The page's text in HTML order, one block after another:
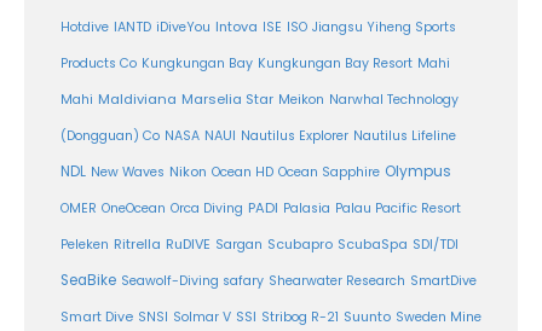
Hotdive IANTD iDiveYou Intova ISE ISO Jiangsu Yiheng Sports
Products Co Kungkungan Bay Kungkungan Bay Resort Mahi
Mahi Maldiviana Marselia Star Meikon Narwhal Technology
(Dongguan) Co NASA NAUI Nautilus Explorer Nautilus Lifeline
NDL New Waves Nikon Ocean HD Ocean Sapphire Olympus
OMER OneOcean Orca Diving PADI Palasia Palau Pacific Resort
Peleken Ritrella RuDIVE Sargan Scubapro ScubaSpa SDI/TDI
SeaBike Seawolf-Diving safary Shearwater Research SmartDive
Smart Dive SNSI Solmar V SSI Stribog R-21 Suunto Sweden Mine